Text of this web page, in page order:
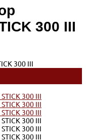
300 III
300 III